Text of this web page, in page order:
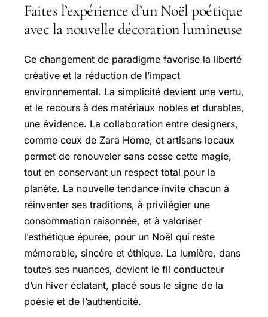
Faites l’expérience d’un Noël poétique
avec la nouvelle décoration lumineuse
Ce changement de paradigme favorise la liberté
créative et la réduction de l’impact
environnemental. La simplicité devient une vertu,
et le recours à des matériaux nobles et durables,
une évidence. La collaboration entre designers,
comme ceux de Zara Home, et artisans locaux
permet de renouveler sans cesse cette magie,
tout en conservant un respect total pour la
planète. La nouvelle tendance invite chacun à
réinventer ses traditions, à privilégier une
consommation raisonnée, et à valoriser
l’esthétique épurée, pour un Noël qui reste
mémorable, sincère et éthique. La lumière, dans
toutes ses nuances, devient le fil conducteur
d’un hiver éclatant, placé sous le signe de la
poésie et de l’authenticité.